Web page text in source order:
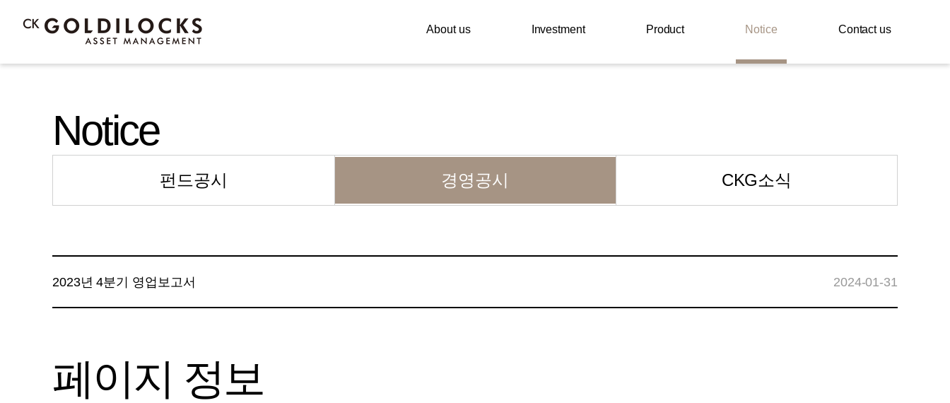
About us Investment Product Notice Contact us
Notice
펀드공시 경영공시 CKG소식
2023년 4분기 영업보고서 2024-01-31
페이지 정보